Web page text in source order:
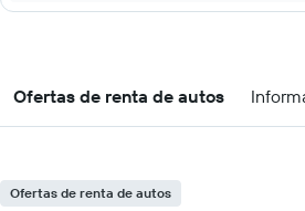
Ofertas de renta de autos
Ofertas de renta de autos